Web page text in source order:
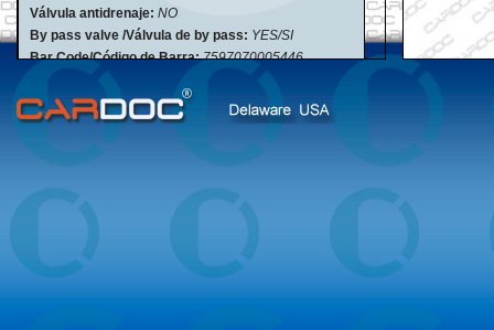
Válvula antidrenaje: NO
By pass valve /Válvula de by pass: YES/SI
Bar Code/Código de Barra:7597070005446